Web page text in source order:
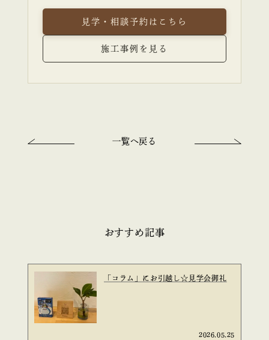
見学・相談予約はこちら
施工事例を見る
一覧へ戻る
おすすめ記事
「コラム」にお引越し☆見学会御礼
2026.05.25